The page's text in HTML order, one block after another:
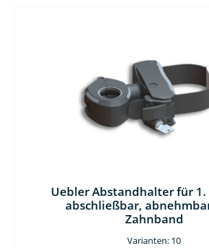
Uebler Abstandhalter für 1.
abschließbar,
Zahnband
Varianten: 10